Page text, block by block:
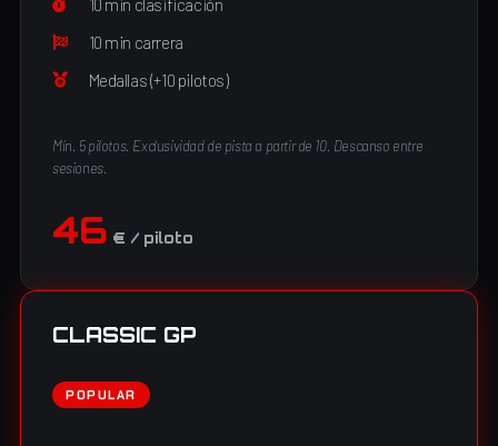
10 min clasificación
10 min carrera
Medallas (+10 pilotos)
Mín. 5 pilotos. Exclusividad de pista a partir de 10. Descanso entre
sesiones.
46 € / piloto
CLASSIC GP
POPULAR